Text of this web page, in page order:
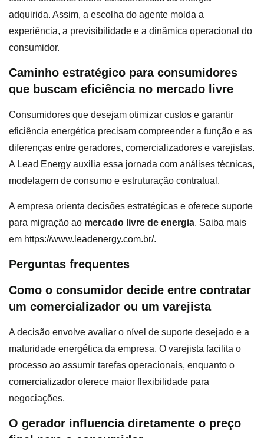
adquirida. Assim, a escolha do agente molda a
experiência, a previsibilidade e a dinâmica operacional do
consumidor.
Caminho estratégico para consumidores
que buscam eficiência no mercado livre
Consumidores que desejam otimizar custos e garantir
eficiência energética precisam compreender a função e as
diferenças entre geradores, comercializadores e varejistas.
A Lead Energy auxilia essa jornada com análises técnicas,
modelagem de consumo e estruturação contratual.
A empresa orienta decisões estratégicas e oferece suporte
para migração ao mercado livre de energia. Saiba mais
em https://www.leadenergy.com.br/.
Perguntas frequentes
Como o consumidor decide entre contratar
um comercializador ou um varejista
A decisão envolve avaliar o nível de suporte desejado e a
maturidade energética da empresa. O varejista facilita o
processo ao assumir tarefas operacionais, enquanto o
comercializador oferece maior flexibilidade para
negociações.
O gerador influencia diretamente o preço